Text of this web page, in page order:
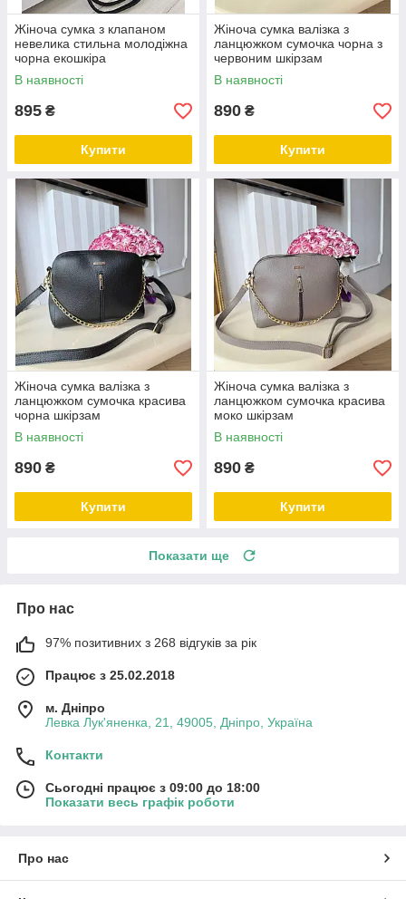
Жіноча сумка з клапаном
невелика стильна молодіжна
чорна екошкіра
В наявності
895 ₴
Купити
Жіноча сумка валізка з
ланцюжком сумочка чорна з
червоним шкірзам
В наявності
890 ₴
Купити
Жіноча сумка валізка з
ланцюжком сумочка красива
чорна шкірзам
В наявності
890 ₴
Купити
Жіноча сумка валізка з
ланцюжком сумочка красива
моко шкірзам
В наявності
890 ₴
Купити
Показати ще
Про нас
97% позитивних з 268 відгуків за рік
Працює з 25.02.2018
м. Дніпро
Левка Лук'яненка, 21, 49005, Дніпро, Україна
Контакти
Сьогодні працює з 09:00 до 18:00
Показати весь графік роботи
Про нас